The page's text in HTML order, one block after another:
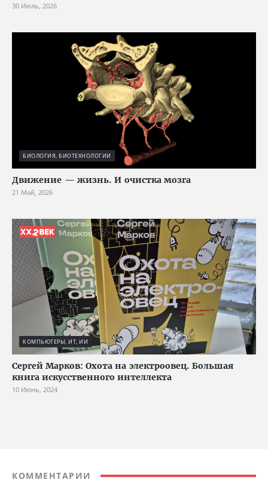
30 Июль, 2026
БИОЛОГИЯ, БИОТЕХНОЛОГИИ
Движение — жизнь. И очистка мозга
21 Май, 2026
КОМПЬЮТЕРЫ, ИТ, ИИ
Сергей Марков: Охота на электроовец. Большая
книга искусственного интеллекта
10 Июнь, 2024
КОММЕНТАРИИ